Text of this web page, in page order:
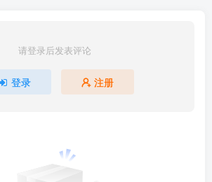
请登录后发表评论
登录 注册